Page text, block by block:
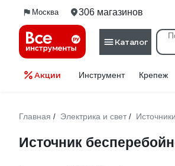
Москва 306 магазинов
Каталог
Акции Инструмент Крепеж
Главная / Электрика и свет /
Источник